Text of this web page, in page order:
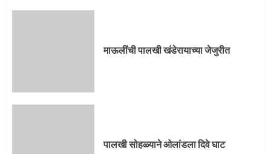
माऊलींची पालखी खंडेरायाच्या जेजुरीत
पालखी सोहळ्याने ओलांडला दिवे घाट